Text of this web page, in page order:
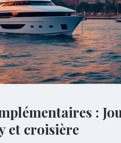
:
et croisière